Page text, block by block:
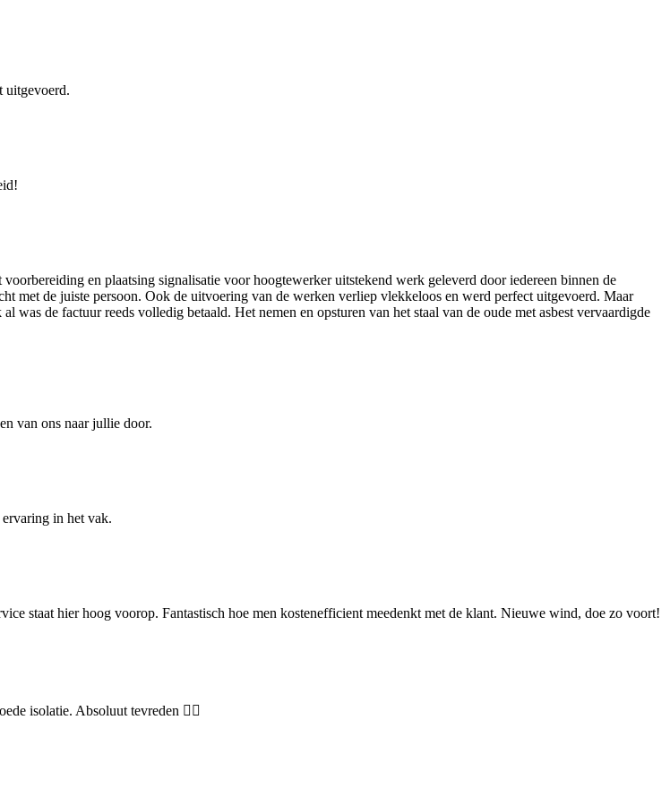
uitgevoerd.
en plaatsing signalisatie voor hoogtewerker uitstekend werk geleverd door iedereen binnen de
met de juiste persoon. Ook de uitvoering van de werken verliep vlekkeloos en werd perfect uitgevoerd. Maar
de factuur reeds volledig betaald. Het nemen en opsturen van het staal van de oude met asbest vervaardigde
van ons naar jullie door.
in het vak.
staat hier hoog voorop. Fantastisch hoe men kostenefficient meedenkt met de klant. Nieuwe wind, doe zo voort!
isolatie. Absoluut tevreden 👌🏻